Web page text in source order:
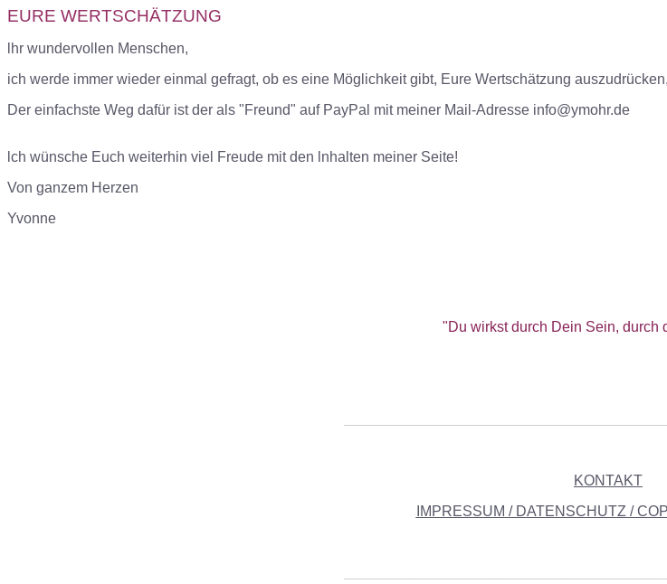
EURE WERTSCHÄTZUNG
lhr wundervollen Menschen,
ich werde immer wieder einmal gefragt, ob es eine Möglichkeit gibt, Eure Wertschätzung
Der einfachste Weg dafür ist der als "Freund" auf PayPal mit meiner Mail-Adresse info@ymohr.de
lch wünsche Euch weiterhin viel Freude mit den lnhalten meiner Seite!
Von ganzem Herzen
Yvonne
"Du wirkst durch Dein Sein, durch
KONTAKT
IMPRESSUM /DATENSCHUTZ /